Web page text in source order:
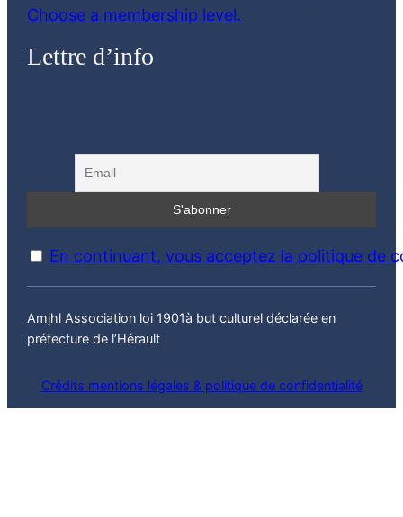
Choose a membership level.
Lettre d’info
En continuant, vous acceptez la politique de
Amjhl Association loi 1901à but culturel déclarée en
préfecture de l’Hérault
Crédits mentions légales & politique de confidentialité